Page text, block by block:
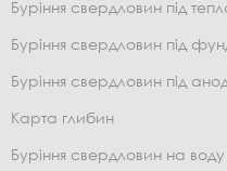
Буріння свердловин під
Буріння свердловин під
Буріння свердловин під
Карта глибин
Буріння свердловин на воду